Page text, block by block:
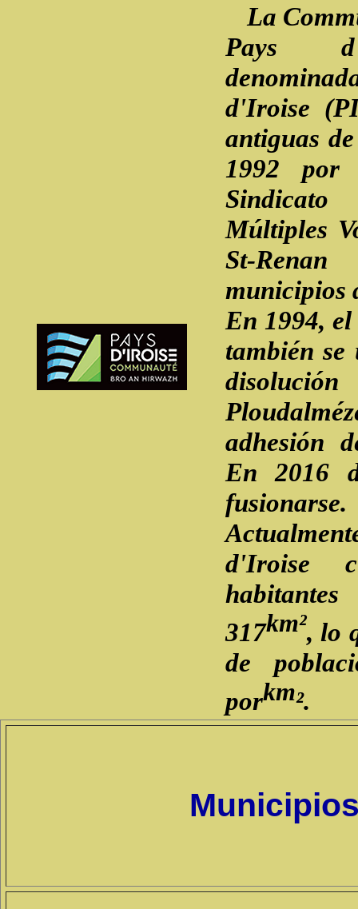
La
Pays
d'Iroise
antiguas
1992 por
Múltiples
St-
municipios
En 1994,
también
adhesión
En 2016
fusionarse.
d'Iroise
317km², lo
de
porkm².